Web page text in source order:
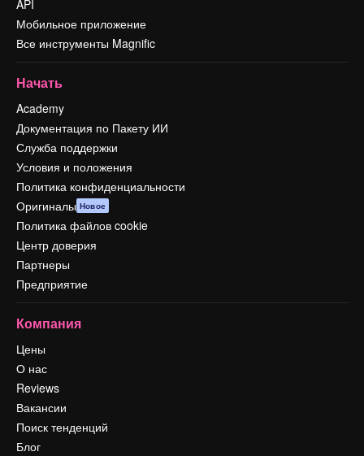
API
Мобильное приложение
Все инструменты Magnific
Начать
Academy
Документация по Пакету ИИ
Служба поддержки
Условия и положения
Политика конфиденциальности
Оригиналы Новое
Политика файлов cookie
Центр доверия
Партнеры
Предприятие
Компания
Цены
О нас
Reviews
Вакансии
Поиск тенденций
Блог